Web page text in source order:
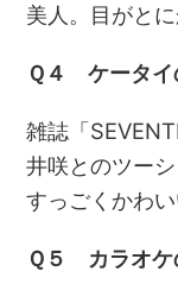
美人。目がと
Ｑ４ ケータイ
雑誌「
井咲とのツー
すっごくかわい
Ｑ５ カラオケ